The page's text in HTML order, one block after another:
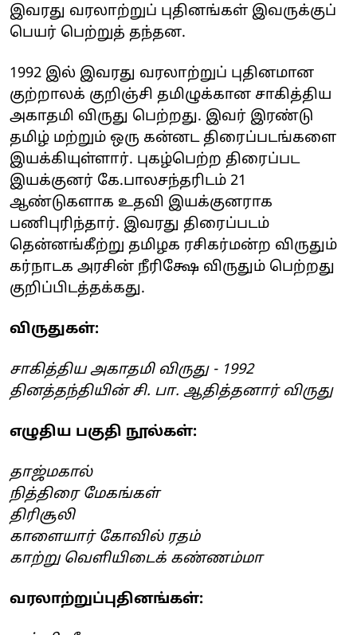
இவரது வரலாற்றுப் புதினங்கள் இவருக்குப்
பெயர் பெற்றுத் தந்தன.
1992 இல் இவரது வரலாற்றுப் புதினமான
குற்றாலக் குறிஞ்சி தமிழுக்கான சாகித்திய
அகாதமி விருது பெற்றது. இவர் இரண்டு
தமிழ் மற்றும் ஒரு கன்னட திரைப்படங்களை
இயக்கியுள்ளார். புகழ்பெற்ற திரைப்பட
இயக்குனர் கே.பாலசந்தரிடம் 21
ஆண்டுகளாக உதவி இயக்குனராக
பணிபுரிந்தார். இவரது திரைப்படம்
தென்னங்கீற்று தமிழக ரசிகர்மன்ற விருதும்
கர்நாடக அரசின் நீரிக்ஷே விருதும் பெற்றது
குறிப்பிடத்தக்கது.
விருதுகள்:
சாகித்திய அகாதமி விருது - 1992
தினத்தந்தியின் சி. பா. ஆதித்தனார் விருது
எழுதிய பகுதி நூல்கள்:
தாஜ்மகால்
நித்திரை மேகங்கள்
திரிசூலி
காளையார் கோவில் ரதம்
காற்று வெளியிடைக் கண்ணம்மா
வரலாற்றுப்புதினங்கள்: